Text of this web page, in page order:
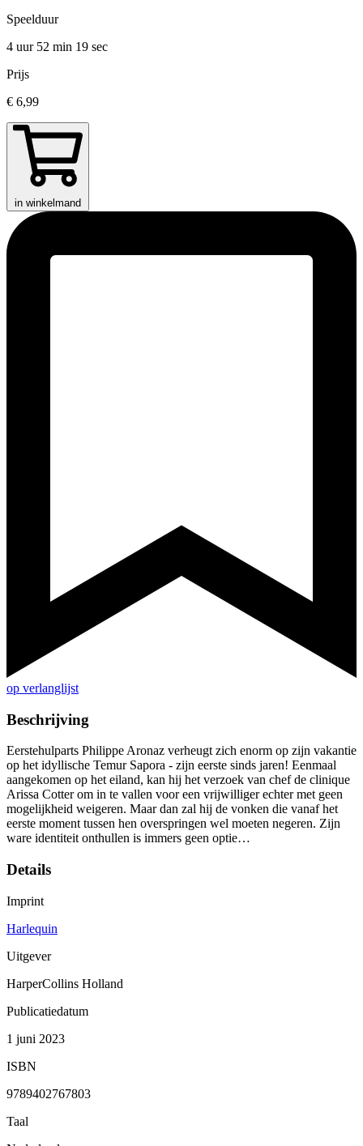
Speelduur
4 uur 52 min 19 sec
Prijs
€ 6,99
in winkelmand
op verlanglijst
Beschrijving
Eerstehulparts Philippe Aronaz verheugt zich enorm op zijn vakantie
op het idyllische Temur Sapora - zijn eerste sinds jaren! Eenmaal
aangekomen op het eiland, kan hij het verzoek van chef de clinique
Arissa Cotter om in te vallen voor een vrijwilliger echter met geen
mogelijkheid weigeren. Maar dan zal hij de vonken die vanaf het
eerste moment tussen hen overspringen wel moeten negeren. Zijn
ware identiteit onthullen is immers geen optie…
Details
Imprint
Harlequin
Uitgever
HarperCollins Holland
Publicatiedatum
1 juni 2023
ISBN
9789402767803
Taal